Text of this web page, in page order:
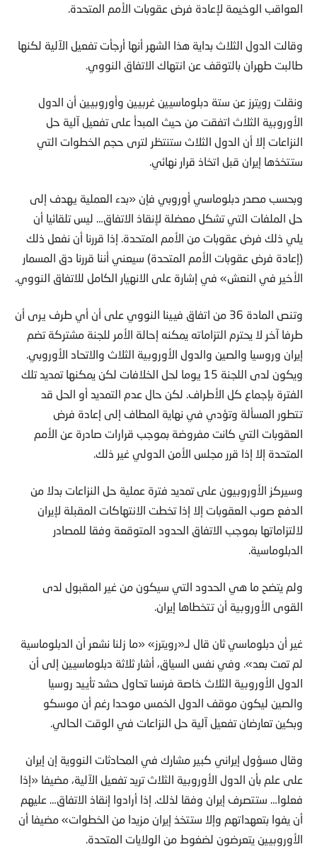
العواقب الوخيمة لإعادة فرض عقوبات الأمم المتحدة.
وقالت الدول الثلاث بداية هذا الشهر أنها أرجأت تفعيل الآلية لكنها
طالبت طهران بالتوقف عن انتهاك الاتفاق النووي.
ونقلت رويترز عن ستة دبلوماسيين غربيين وأوروبيين أن الدول
الأوروبية الثلاث اتفقت من حيث المبدأ على تفعيل آلية حل
النزاعات إلا أن الدول الثلاث ستنتظر لترى حجم الخطوات التي
ستتخذها إيران قبل اتخاذ قرار نهائي.
وبحسب مصدر دبلوماسي أوروبي فإن «بدء العملية يهدف إلى
حل الملفات التي تشكل معضلة لإنقاذ الاتفاق… ليس تلقائيا أن
يلي ذلك فرض عقوبات من الأمم المتحدة. إذا قررنا أن نفعل ذلك
(إعادة فرض عقوبات الأمم المتحدة) سيعني أننا قررنا دق المسمار
الأخير في النعش» في إشارة على الانهيار الكامل للاتفاق النووي.
وتنص المادة 36 من اتفاق فيينا النووي على أن أي طرف يرى أن
طرفا آخر لا يحترم التزاماته يمكنه إحالة الأمر للجنة مشتركة تضم
إيران وروسيا والصين والدول الأوروبية الثلاث والاتحاد الأوروبي.
ويكون لدى اللجنة 15 يوما لحل الخلافات لكن يمكنها تمديد تلك
الفترة بإجماع كل الأطراف. لكن حال عدم التمديد أو الحل قد
تتطور المسألة وتؤدي في نهاية المطاف إلى إعادة فرض
العقوبات التي كانت مفروضة بموجب قرارات صادرة عن الأمم
المتحدة إلا إذا قرر مجلس الأمن الدولي غير ذلك.
وسيركز الأوروبيون على تمديد فترة عملية حل النزاعات بدلا من
الدفع صوب العقوبات إلا إذا تخطت الانتهاكات المقبلة لإيران
لالتزاماتها بموجب الاتفاق الحدود المتوقعة وفقا للمصادر
الدبلوماسية.
ولم يتضح ما هي الحدود التي سيكون من غير المقبول لدى
القوى الأوروبية أن تتخطاها إيران.
غير أن دبلوماسي ثان قال لـ«رويترز» «ما زلنا نشعر أن الدبلوماسية
لم تمت بعد». وفي نفس السياق، أشار ثلاثة دبلوماسيين إلى أن
الدول الأوروبية الثلاث خاصة فرنسا تحاول حشد تأييد روسيا
والصين ليكون موقف الدول الخمس موحدا رغم أن موسكو
وبكين تعارضان تفعيل آلية حل النزاعات في الوقت الحالي.
وقال مسؤول إيراني كبير مشارك في المحادثات النووية إن إيران
على علم بأن الدول الأوروبية الثلاث تريد تفعيل الآلية، مضيفا «إذا
فعلوا… ستتصرف إيران وفقا لذلك. إذا أرادوا إنقاذ الاتفاق… عليهم
أن يفوا بتعهداتهم وإلا ستتخذ إيران مزيدا من الخطوات» مضيفا أن
الأوروبيين يتعرضون لضغوط من الولايات المتحدة.